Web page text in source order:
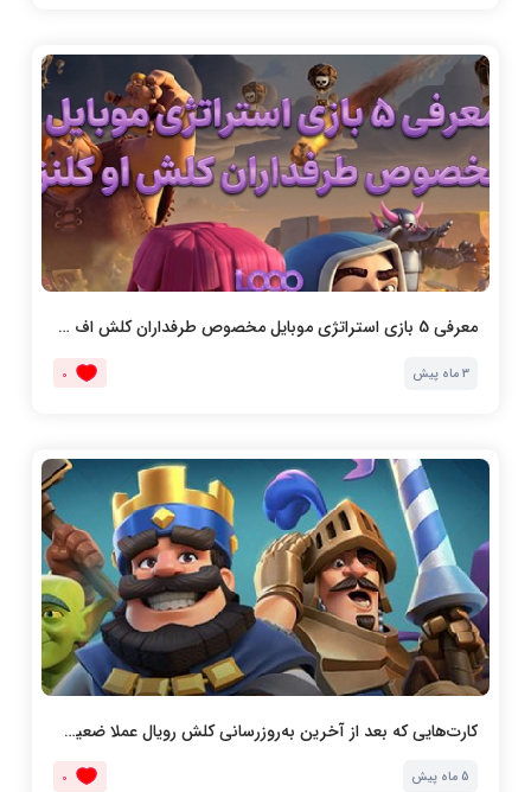
معرفی 5 بازی استراتژی موبایل مخصوص طرفداران کلش اف کلنز
3 ماه پیش 0
کارت‌هایی که بعد از آخرین به‌روزرسانی کلش رویال عملا ضعیف شده‌اند
5 ماه پیش 0